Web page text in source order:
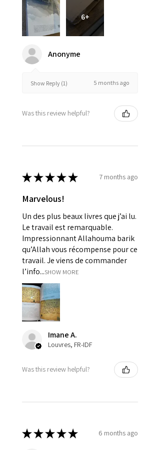
6+
Anonyme
Show Reply (1) 5 months ago
Was this review helpful?
★★★★★ 7 months ago
Marvelous!
Un des plus beaux livres que j’ai lu.
Le travail est remarquable.
Impressionnant Allahouma barik
qu’Allah vous récompense pour ce
travail. Je viens de commander
l’info...SHOW MORE
Imane A.
Louvres, FR-IDF
Was this review helpful?
★★★★★ 6 months ago